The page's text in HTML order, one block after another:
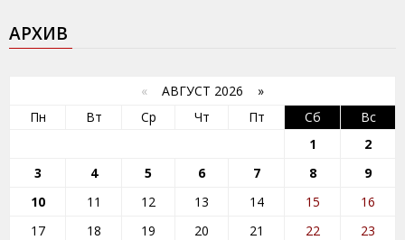
АРХИВ
« АВГУСТ 2026 »
Пн
Вт Ср Чт Пт Сб
Вс
1
2
3
4 5 6 7 8
9
10
11 12 13 14 15
16
17
18 19 20 21 22
23